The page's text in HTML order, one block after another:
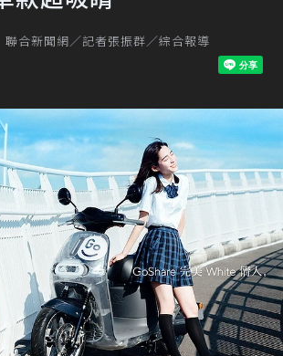
聯合新聞網／記者張振群／綜合報導